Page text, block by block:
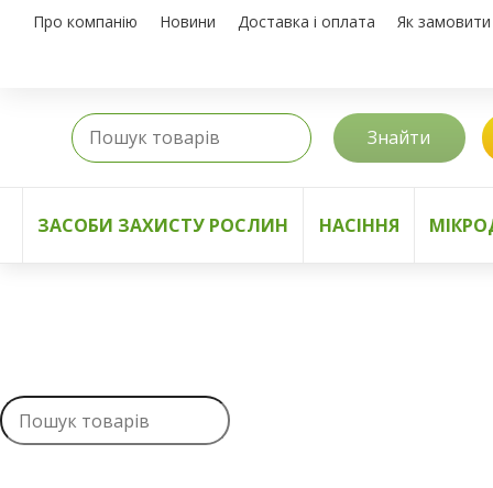
Про компанію Новини Доставка і оплата Як замовити
Знайти
ЗАСОБИ ЗАХИСТУ РОСЛИН НАСІННЯ